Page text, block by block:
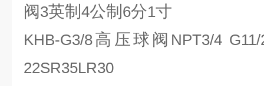
阀3英制 4公制 6分1寸
KHB-G3/8高压球阀 NPT3/4
22SR35LR30